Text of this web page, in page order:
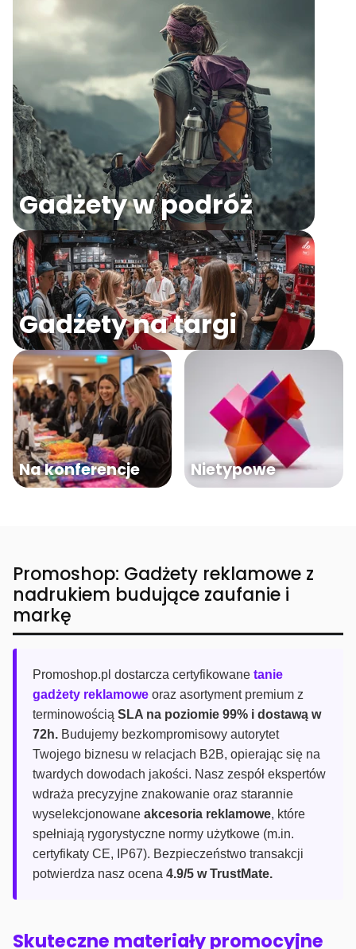
Gadżety w podróż
Gadżety na targi
Na konferencje Nietypowe
Promoshop: Gadżety reklamowe z
nadrukiem budujące zaufanie i
markę
Promoshop.pl dostarcza certyfikowane tanie
gadżety reklamowe oraz asortyment premium z
terminowością SLA na poziomie 99% i dostawą w
72h. Budujemy bezkompromisowy autorytet
Twojego biznesu w relacjach B2B, opierając się na
twardych dowodach jakości. Nasz zespół ekspertów
wdraża precyzyjne znakowanie oraz starannie
wyselekcjonowane akcesoria reklamowe, które
spełniają rygorystyczne normy użytkowe (m.in.
certyfikaty CE, IP67). Bezpieczeństwo transakcji
potwierdza nasz ocena 4.9/5 w TrustMate.
Skuteczne materiały promocyjne